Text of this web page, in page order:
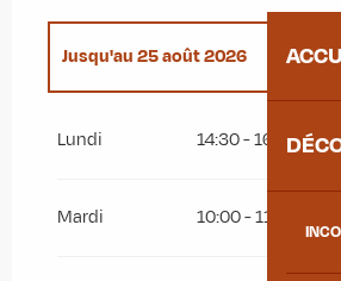
Jusqu'au25 août 2026
Lundi 14:30 - 16:00
Mardi 10:00 - 11:30